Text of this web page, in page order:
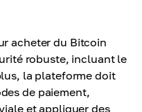
acheter du Bitcoin
robuste, incluant le
la plateforme doit
de paiement,
et appliquer des